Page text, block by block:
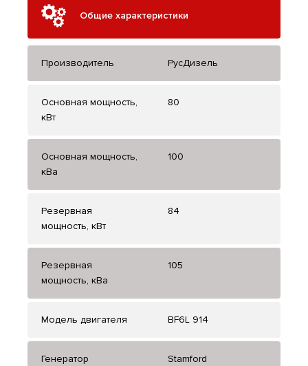
Общие характеристики
Производитель РусДизель
Основная мощность,
кВт
80
Основная мощность,
кВа
100
Резервная
мощность, кВт
84
Резервная
мощность, кВа
105
Модель двигателя BF6L 914
Генератор
Stamford